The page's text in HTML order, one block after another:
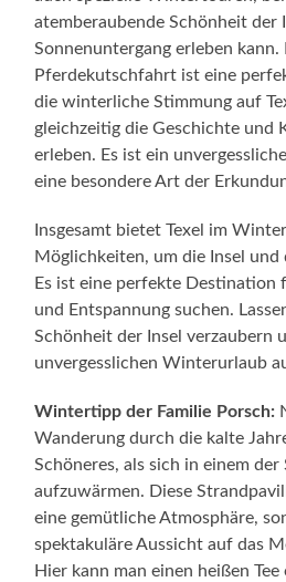
atemberaubende Schönheit der
Sonnenuntergang erleben kann.
Pferdekutschfahrt ist eine
die winterliche Stimmung auf
gleichzeitig die Geschichte und
erleben. Es ist ein
eine besondere Art der
Insgesamt bietet Texel im
Möglichkeiten, um die Insel und
Es ist eine perfekte Destination
und Entspannung suchen.
Schönheit der Insel verzaubern
unvergesslichen Winterurlaub
Wintertipp der Familie Porsch:
Wanderung durch die kalte
Schöneres, als sich in einem
aufzuwärmen. Diese
eine gemütliche Atmosphäre,
spektakuläre Aussicht auf das
Hier kann man einen heißen